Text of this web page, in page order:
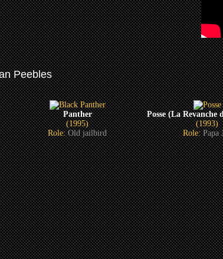
Peebles
Panther
(1995)
Role:Old jailbird
Posse (La Revanche
(1993)
Role:Papa